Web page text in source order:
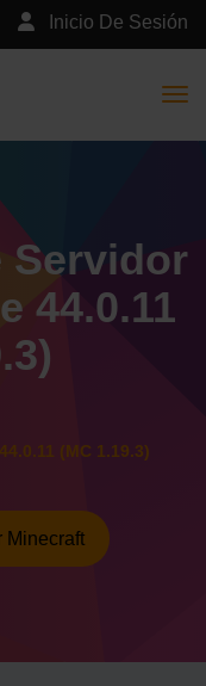
Inicio De Sesión
Servidor
44.0.11
(MC 1.19.3)
Minecraft